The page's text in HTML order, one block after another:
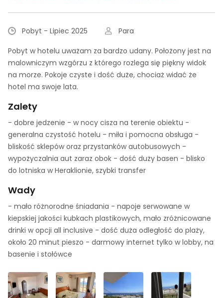
Pobyt - Lipiec 2025
Para
Pobyt w hotelu uważam za bardzo udany. Położony jest na
malowniczym wzgórzu z którego rozlega się piękny widok
na morze. Pokoje czyste i dość duże, chociaż widać że
hotel ma swoje lata.
Zalety
- dobre jedzenie - w nocy cisza na terenie obiektu -
generalna czystość hotelu - miła i pomocna obsługa -
bliskość sklepów oraz przystanków autobusowych -
wypożyczalnia aut zaraz obok - dość duży basen - blisko
do lotniska w Heraklionie, szybki transfer
Wady
- mało różnorodne śniadania - napoje serwowane w
kiepskiej jakości kubkach plastikowych, mało zróżnicowane
drinki w opcji all inclusive - dość duża odległość do plaży,
około 20 minut pieszo - darmowy internet tylko w lobby, na
basenie i stołówce